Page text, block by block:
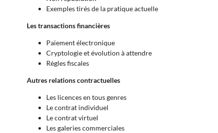
Exemples tirés de la pratique actuelle
Les transactions financières
Paiement électronique
Cryptologie et évolution à attendre
Règles fiscales
Autres relations contractuelles
Les licences en tous genres
Le contrat individuel
Le contrat virtuel
Les galeries commerciales